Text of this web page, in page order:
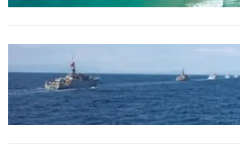
Нов минен ловец за
пристига до края на